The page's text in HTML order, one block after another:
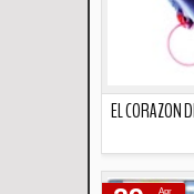
EL CORAZON
Apr